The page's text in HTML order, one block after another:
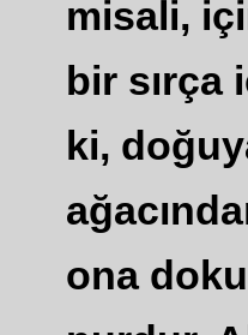
misali,
bir sırça
ki,
ona